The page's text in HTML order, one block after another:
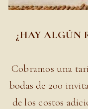
¿HAY ALGÚN
Cobramos una
bodas de 200
de los costos